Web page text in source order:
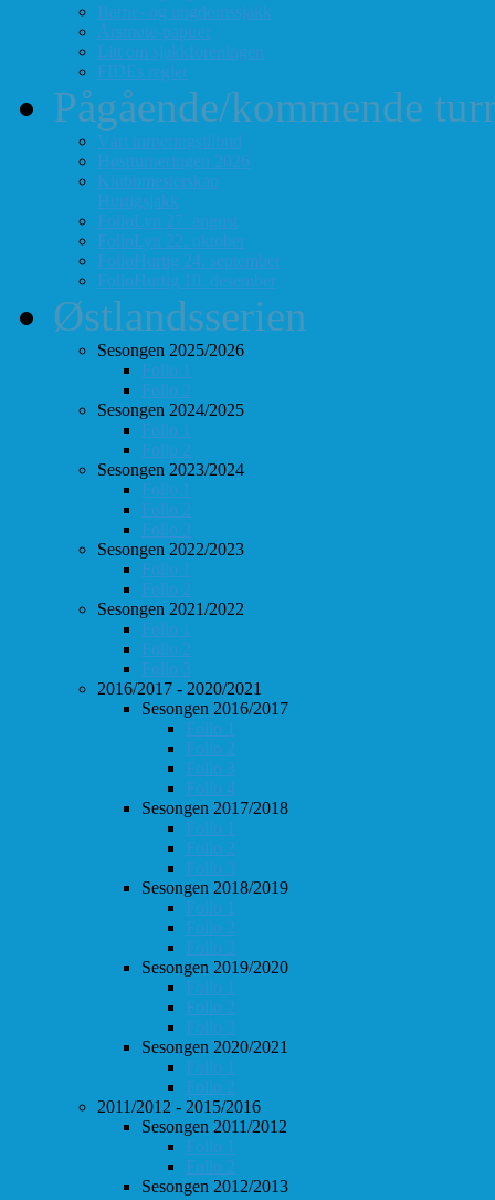
Barne- og ungdomssjakk
Årsmøte-papirer
Litt om sjakkforeningen
FIDEs regler
Pågående/kommende
Vårt turneringstilbud
Høstturneringen 2026
Klubbmesterskap
Hurtigsjakk
FolloLyn 27. august
FolloLyn 22. oktober
FolloHurtig 24. september
FolloHurtig 10. desember
Østlandsserien
Sesongen 2025/2026
Follo 1
Follo 2
Sesongen 2024/2025
Follo 1
Follo 2
Sesongen 2023/2024
Follo 1
Follo 2
Follo 3
Sesongen 2022/2023
Follo 1
Follo 2
Sesongen 2021/2022
Follo 1
Follo 2
Follo 3
2016/2017 - 2020/2021
Sesongen 2016/2017
Follo 1
Follo 2
Follo 3
Follo 4
Sesongen 2017/2018
Follo 1
Follo 2
Follo 3
Sesongen 2018/2019
Follo 1
Follo 2
Follo 3
Sesongen 2019/2020
Follo 1
Follo 2
Follo 3
Sesongen 2020/2021
Follo 1
Follo 2
2011/2012 - 2015/2016
Sesongen 2011/2012
Follo 1
Follo 2
Sesongen 2012/2013